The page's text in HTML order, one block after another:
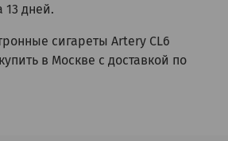
13 дней.
сигареты Artery CL6
в Москве с доставкой по